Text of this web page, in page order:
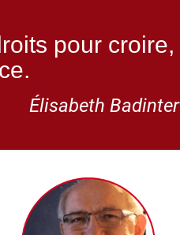
pour croire,
Élisabeth Badinter